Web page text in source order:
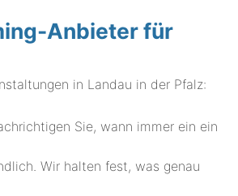
Anbieter für
in Landau in der Pfalz:
Sie, wann immer ein ein
Wir halten fest, was genau